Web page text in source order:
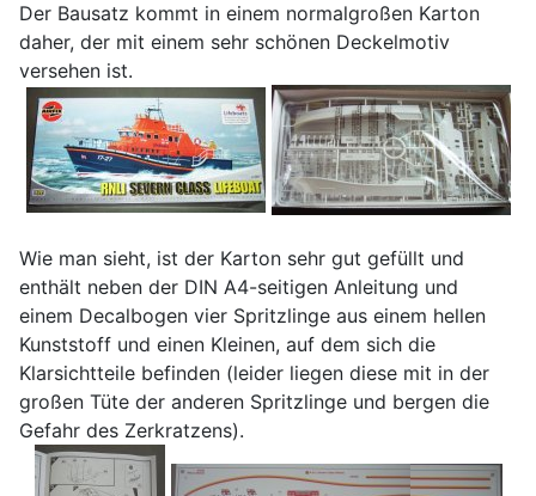
Der Bausatz kommt in einem normalgroßen Karton
daher, der mit einem sehr schönen Deckelmotiv
versehen ist.
Wie man sieht, ist der Karton sehr gut gefüllt und
enthält neben der DIN A4-seitigen Anleitung und
einem Decalbogen vier Spritzlinge aus einem hellen
Kunststoff und einen Kleinen, auf dem sich die
Klarsichtteile befinden (leider liegen diese mit in der
großen Tüte der anderen Spritzlinge und bergen die
Gefahr des Zerkratzens).